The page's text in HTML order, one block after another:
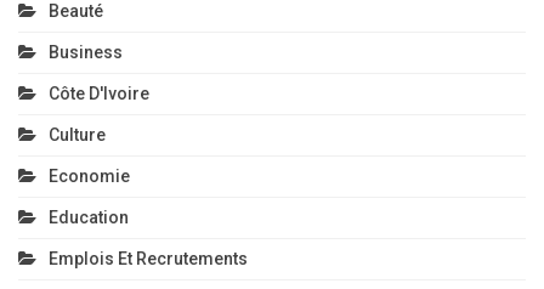
Beauté
Business
Côte D'Ivoire
Culture
Economie
Education
Emplois Et Recrutements